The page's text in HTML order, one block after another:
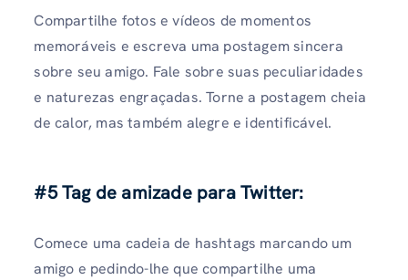
Compartilhe fotos e vídeos de momentos
memoráveis ​​e escreva uma postagem sincera
sobre seu amigo. Fale sobre suas peculiaridades
e naturezas engraçadas. Torne a postagem cheia
de calor, mas também alegre e identificável.
#5 Tag de amizade para Twitter:
Comece uma cadeia de hashtags marcando um
amigo e pedindo-lhe que compartilhe uma